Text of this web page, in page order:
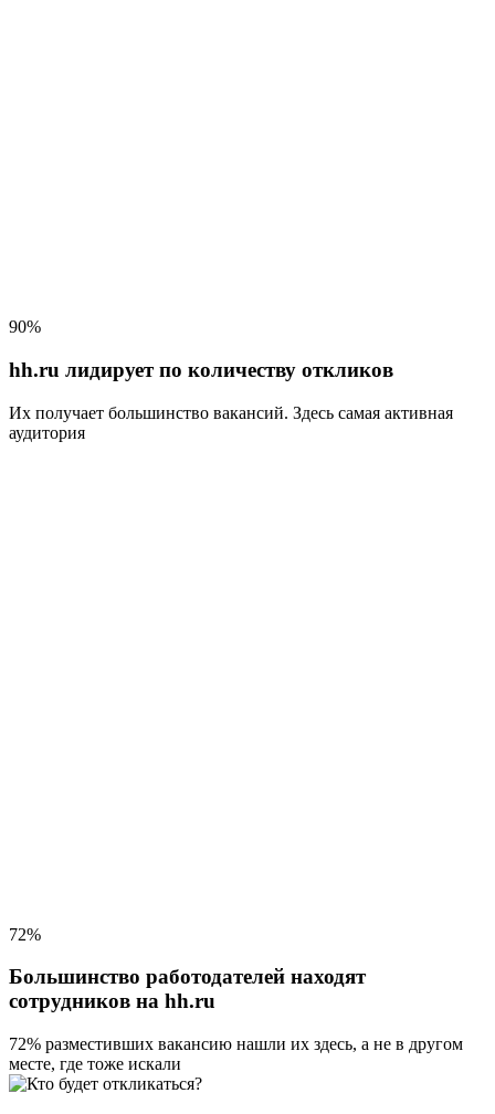
90%
hh.ru лидирует по количеству откликов
Их получает большинство вакансий. Здесь самая активная
аудитория
72%
Большинство работодателей находят
сотрудников на hh.ru
72% разместивших вакансию нашли их здесь, а не в другом
месте, где тоже искали